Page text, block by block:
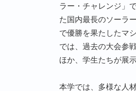
ラー・チャレンジ」
た国内最長のソーラ
で優勝を果たしたマ
では、過去の大会参
ほか、学生たちが展
本学では、多様な人